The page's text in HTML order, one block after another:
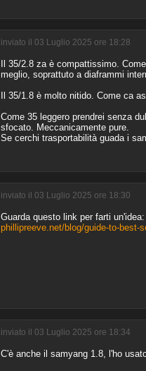
inviato il 03 Luglio 2025 ore 18:28
Il 35/2.8 za è compattissimo.
meglio, soprattuto a diaframmi
Il 35/1.8 è molto nitido. Come ca
Come 35 leggero prendrei senza
sfocato. Meccanicamente pure.
Se cerchi trasportabilità guada i
inviato il 03 Luglio 2025 ore 18:30
Guarda questo link per farti un'idea:
phillipreeve.net/blog/guide-to-best-
inviato il 03 Luglio 2025 ore 18:34
C'è anche il samyang 1.8, l'ho